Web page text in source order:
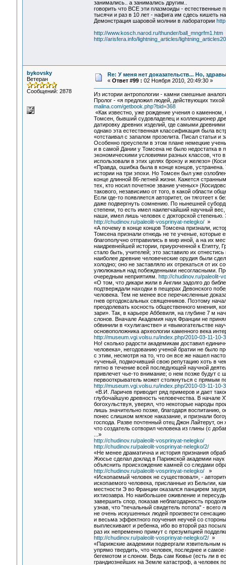
занимались.. а занимались другим..
говорить что ВСЕ эти плазмоиды -
тысячи и раз в 10 лет - нафига им сдесь кишеть
Демонстрация шаровой молнии в лаборатории
http://www.kosch.narod.ru/thunder/ball_mngrfm1.htm
http://arisfera.info/lightning_articles/
bykovsky
Ветеран
Сообщений: 2878
Re: У меня нет доказательств... Но,
« Ответ #99 : 02 Ноября 2010, 20:49:30 »
Из истории антропологии - камни смешные
Пролог - «я предложил людей, действующих
malina.com/getbook.php?bid=368
«Как известно, уже рождение учения о
Томсен, бывший судовладелец и коллекционер
датировку древних изделий, где самыми
однако эта естественная классификация была
«отстаивал с запалом прозелита. Писал статьи и
Особенно преуспели в этом плане немецкие
и в самой Дании у Томсена не было недостатка в
экономическими условиями разных классов, что
использовали в этих целях бронзу и железо»
«Правда, ошибка была в конце концов,
истории на три эпохи. Но Томсен был уже
конце длинной 86-летней жизни. Кажется
тех, кто носил почетное звание ученых»
такового, независимо от того, в какой области
Если где-то появляется авторитет, он тяготеет к
даже подвергнуть сомнению. По нынешней
степени, то есть имел наилегчайший научный
наши, имел лишь человек с докторской
http://chudinov.ru/paleolit-vosprinyat-nelegko/»
«А почему в конце концов Томсена признали,
Томсена признали отнюдь не те ученые, которые
благополучно отправились в мир иной, а на их
наидревнейшей истории, приуроченной к Египту,
стало быть, учителей; это заставило их
наиболее древние человеческие орудия были
холодно; оно не заставляло их отрекаться от их
улюлюканья над побежденными несогласными.
очередным неприятиям.
http://chudinov.ru/paleolit-
«О том, что дикари жили в Англии задолго до
подтверждали находки в пещерах Девонского
человека. Тем не менее все перечисленные
гнев ортодоксальных священников. Поэтому
преодолевать косность общественного мнения,
зари». Так, в карьере Аббевиля, на глубине 7 м
слонов. Вначале Академия наук Франции не
обвинили в «хулиганстве» и «вымогательстве
основоположника археологии каменного века
http://museum.vgi.volsu.ru/index.php/2010-03-11-10-
Но! сколько радости академикам доставил
человека», негодованию ученой братии не было
с этим, несмотря на то, что он все же нашел
«ученый, подмочивший свою репутацию хоть в
пятно в течение всей последующей научной
привлечет чье-то внимание; о нем позже будут с
первооткрыватель может столкнуться с прямым
http://museum.vgi.volsu.ru/index.php/2010-03-11-10-
«В.И. Ларичев приводит ряд примеров и дает
глубочайшую древность человечества. В начале
богохульствуя, уверял, что некоторые народы
лишь значительно позже, благодаря
понес слишком мягкое наказание, и признали
господа. Разве почтенный отец Джон Лайтерут,
что создатель сотворил человека из глины (с
...»
http://chudinov.ru/paleolit-vosprinyat-nelegko/
http://chudinov.ru/paleolit-vosprinyat-nelegko/2/
«Не менее драматична и история признания
Жюсье сделал доклад в Парижской академии
объяснить происхождение камней со следами
http://chudinov.ru/paleolit-vosprinyat-nelegko/»
«Ископаемый человек не существовал», -
ископаемого человека, присланные из Бельгии,
местности Э во Франции оказался панцирем
ихтиозавра. Но наибольшее оживление и
завершить спор, показав неблагодарность
узнав, что "печальный свидетель потопа" -
не очень искушенных людей произвести
и весьма эффектного поучения неучей со
выплескивают и ребенка, ибо во второй раз
раз их непременно примут с презумпцией
http://chudinov.ru/paleolit-vosprinyat-nelegko/2/»
«Парижские академики подвергали язвительным
упрямо твердить, что человек, последнее и
бегемотом и слоном. Ведь сам Кювье (есть ли в
грандиознейших на Земле катастроф, а человек